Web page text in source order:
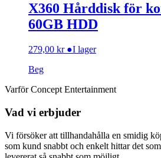
X360 Hårddisk för
60GB HDD
279,00 kr ●I lager
Beg
Varför Concept Entertainment
Vad vi erbjuder
Vi försöker att tillhandahålla en smidig
som kund snabbt och enkelt hittar det